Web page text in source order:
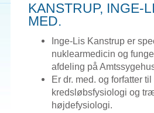
KANSTRUP, INGE-
MED.
Inge-Lis Kanstrup er
nuklearmedicin og
afdeling på
Er dr. med. og forfatter
kredsløbsfysiologi og
højdefysiologi.